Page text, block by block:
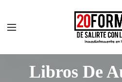
Libros De